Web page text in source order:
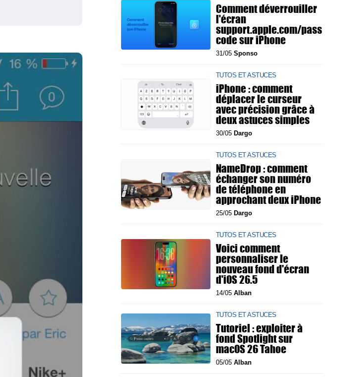
Comment déverrouiller
l'écran
support.apple.com/pass
code sur iPhone
31/05 Sponso
TUTOS ET ASTUCES
iPhone : comment
déplacer le curseur
avec précision grâce à
deux astuces simples
30/05 Dargo
TUTOS ET ASTUCES
NameDrop : comment
échanger son numéro
de téléphone en
approchant deux iPhone
25/05 Dargo
TUTOS ET ASTUCES
Voici comment
personnaliser le
nouveau fond d'écran
d'iOS 26.5
14/05 Alban
TUTOS ET ASTUCES
Tutoriel : exploiter à
fond Spotlight sur
macOS 26 Tahoe
05/05 Alban